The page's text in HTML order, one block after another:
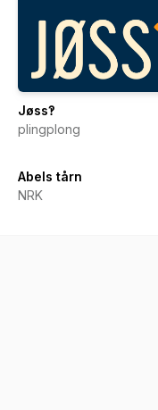
Jøss‽
plingplong
Abels tårn
NRK